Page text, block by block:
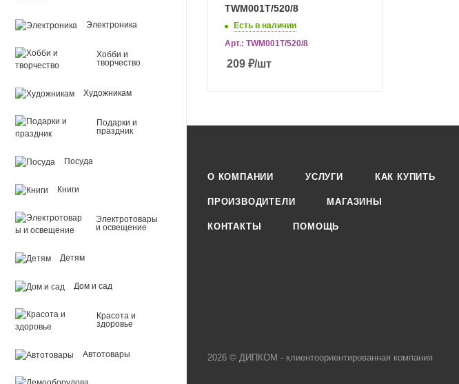
Электроника
Хобби и
творчество
Художникам
Подарки и
праздник
Посуда
Книги
Электротовары
и освещение
Детям
Дом и сад
Красота и
здоровье
Автотовары
TWM001T/520/8
Есть в наличии
Арт.: TWM001T/520/8
209 ₽/шт
О КОМПАНИИ УСЛУГИ КАК КУПИТЬ
ПРОИЗВОДИТЕЛИ МАГАЗИНЫ
КОНТАКТЫ ПОМОЩЬ
2026 © ДИПКОМ - клиентоориентированная компания